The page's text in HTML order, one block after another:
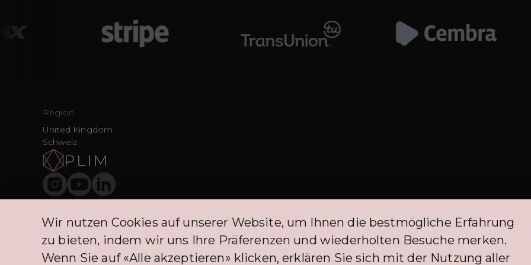
Region
United Kingdom
Schweiz
Die BNPL-Dienstleistungen, die PLIM CH-Kunden anbietet, profitieren derzeit von einer Ausnahme von der FINMA-Regulierung. Die
müssen.
Wir nutzen Cookies auf unserer Website, um Ihnen die bestmögliche Erfahrung
zu bieten, indem wir uns Ihre Präferenzen und wiederholten Besuche merken.
Wenn Sie auf «Alle akzeptieren» klicken, erklären Sie sich mit der Nutzung aller